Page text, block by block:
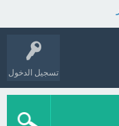
تسجيل الدخول